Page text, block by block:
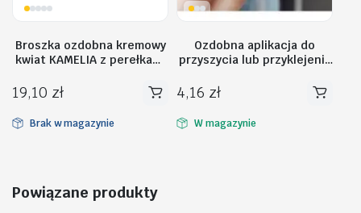
Broszka ozdobna kremowy
kwiat KAMELIA z perełkami
19,10 zł
Brak w magazynie
Ozdobna aplikacja do
przyszycia lub przyklejenia
4,16 zł
W magazynie
Powiązane produkty